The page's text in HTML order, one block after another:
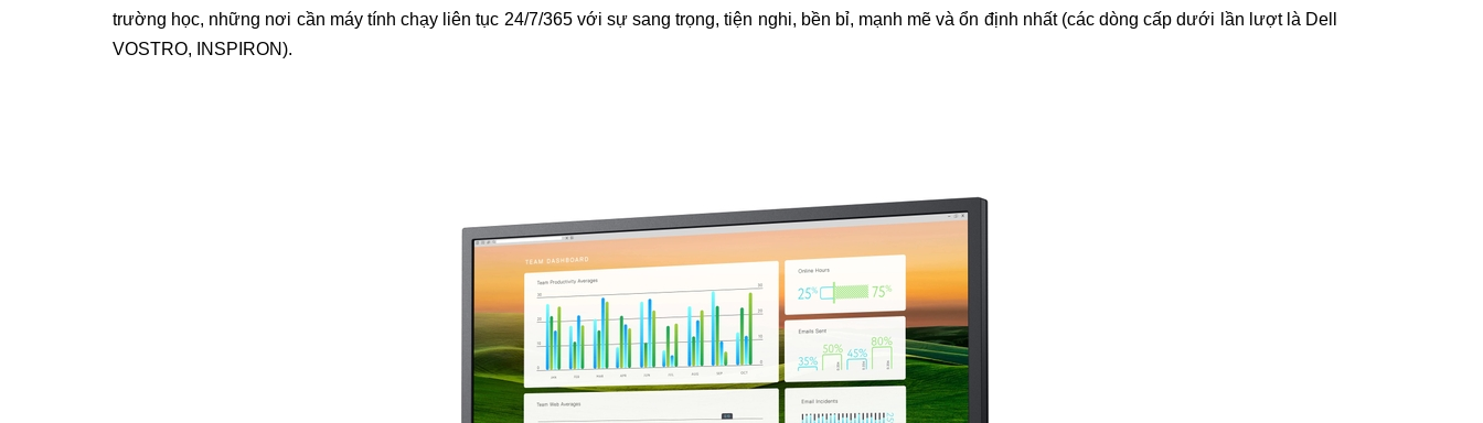
trường học, những nơi cần máy tính chạy liên tục 24/7/365 với sự sang trọng, tiện nghi, bền bỉ, mạnh mẽ và ổn định nhất (các dòng cấp dưới lần lượt là Dell
VOSTRO, INSPIRON).